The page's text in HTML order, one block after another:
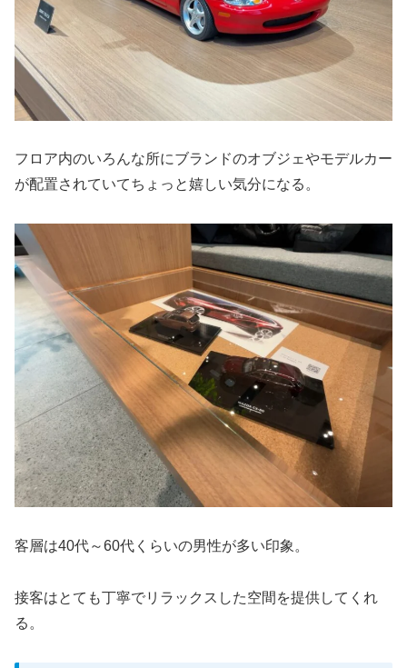
フロア内のいろんな所にブランドのオブジェやモデルカー
が配置されていてちょっと嬉しい気分になる。
客層は40代～60代くらいの男性が多い印象。
接客はとても丁寧でリラックスした空間を提供してくれ
る。